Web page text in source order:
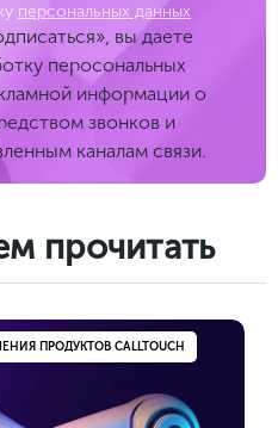
персональных данных
вы даете
перосональных
информации о
звонков и
каналам связи.
прочитать
ПРОДУКТОВ CALLTOUCH